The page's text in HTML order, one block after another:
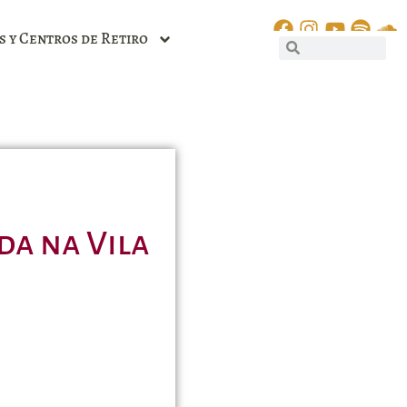
y Centros de Retiro
na Vila